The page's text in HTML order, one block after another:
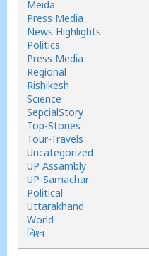
Meida
Press Media
News Highlights
Politics
Press Media
Regional
Rishikesh
Science
SepcialStory
Top-Stories
Tour-Travels
Uncategorized
UP Assambly
UP-Samachar
Political
Uttarakhand
World
विश्व